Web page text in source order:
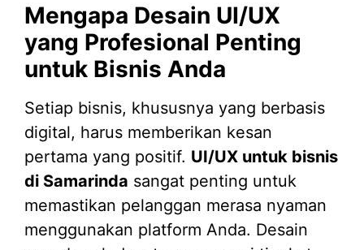
Mengapa Desain UI/UX
yang Profesional Penting
untuk Bisnis Anda
Setiap bisnis, khususnya yang berbasis
digital, harus memberikan kesan
pertama yang positif. UI/UX untuk bisnis
di Samarinda sangat penting untuk
memastikan pelanggan merasa nyaman
menggunakan platform Anda. Desain